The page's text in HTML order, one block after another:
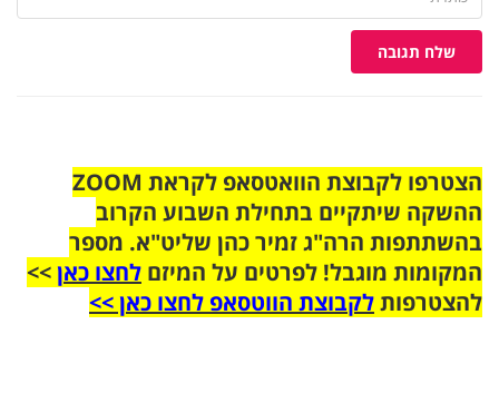
שלח תגובה
הצטרפו לקבוצת הוואטסאפ לקראת ZOOM
ההשקה שיתקיים בתחילת השבוע הקרוב
בהשתתפות הרה"ג זמיר כהן שליט"א. מספר
המקומות מוגבל! לפרטים על המיזם לחצו כאן>>
להצטרפותלקבוצת הווטסאפ לחצו כאן >>